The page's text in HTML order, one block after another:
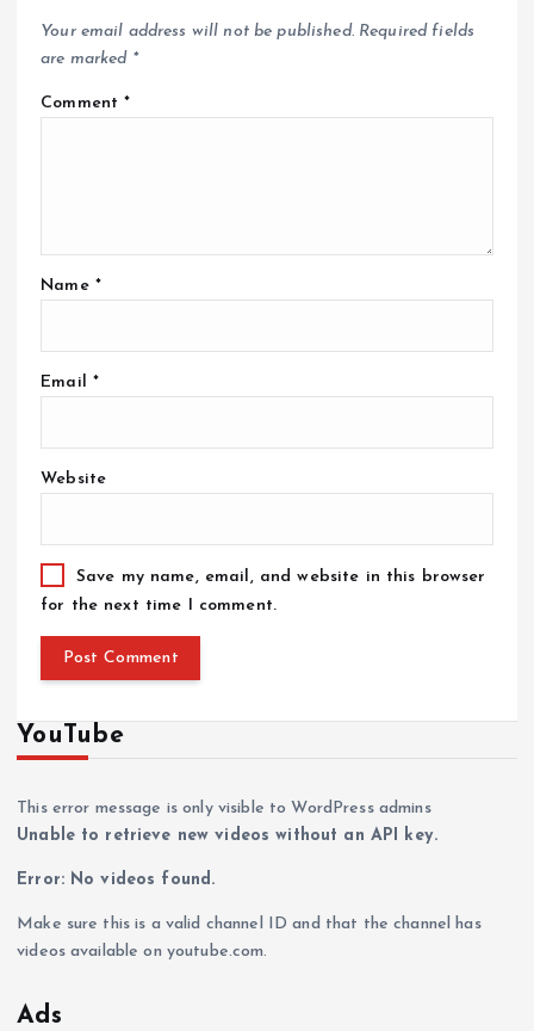
Your email address will not be published. Required fields
are marked *
Comment*
Name *
Email *
Website
Save my name, email, and website in this browser
for the next time I comment.
YouTube
This error message is only visible to WordPress admins
Unable to retrieve new videos without an API key.
Error: No videos found.
Make sure this is a valid channel ID and that the channel has
videos available on youtube.com.
Ads